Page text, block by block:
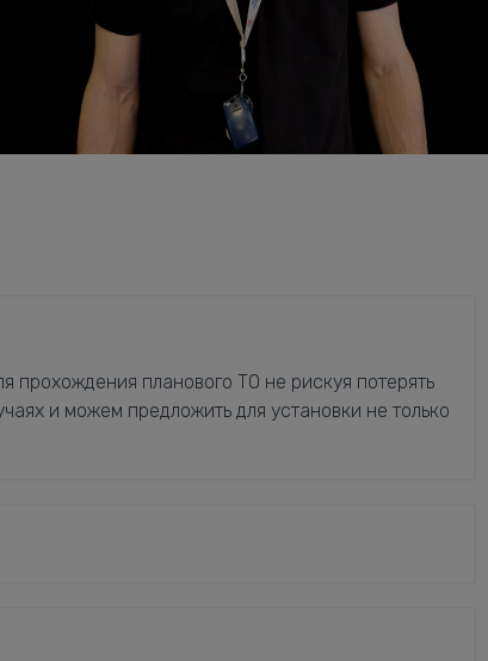
планового ТО не рискуя потерять
и можем предложить для установки не только